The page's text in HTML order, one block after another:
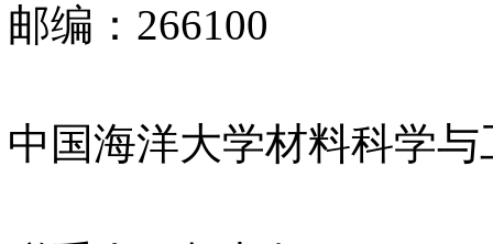
邮编：266100
中国海洋大学材料科学